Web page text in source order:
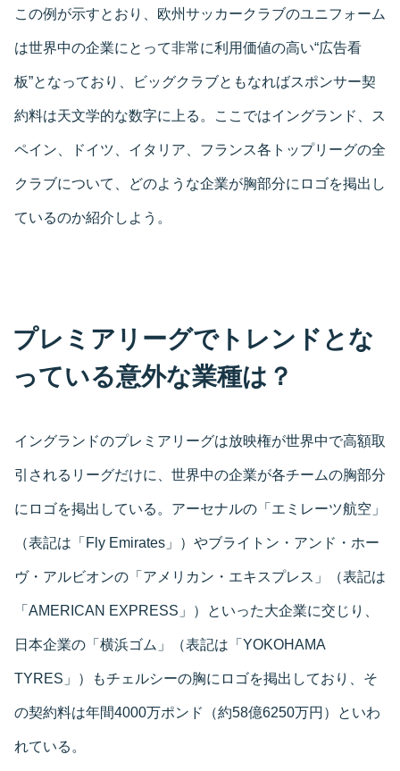
この例が示すとおり、欧州サッカークラブのユニフォーム
は世界中の企業にとって非常に利用価値の高い“広告看
板”となっており、ビッグクラブともなればスポンサー契
約料は天文学的な数字に上る。ここではイングランド、ス
ペイン、ドイツ、イタリア、フランス各トップリーグの全
クラブについて、どのような企業が胸部分にロゴを掲出し
ているのか紹介しよう。
プレミアリーグでトレンドとな
っている意外な業種は？
イングランドのプレミアリーグは放映権が世界中で高額取
引されるリーグだけに、世界中の企業が各チームの胸部分
にロゴを掲出している。アーセナルの「エミレーツ航空」
（表記は「Fly Emirates」）やブライトン・アンド・ホー
ヴ・アルビオンの「アメリカン・エキスプレス」（表記は
「AMERICAN EXPRESS」）といった大企業に交じり、
日本企業の「横浜ゴム」（表記は「YOKOHAMA
TYRES」）もチェルシーの胸にロゴを掲出しており、そ
の契約料は年間4000万ポンド（約58億6250万円）といわ
れている。